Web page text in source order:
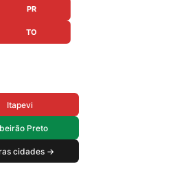
PR
TO
Itapevi
Preto
cidades →